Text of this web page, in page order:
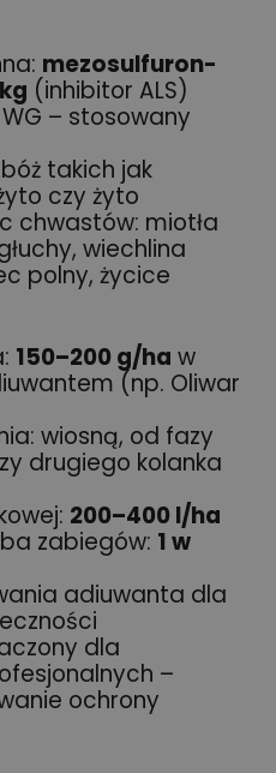
mezosulfuron-
(inhibitor ALS)
– stosowany
takich jak
czy żyto
chwastów: miotła
wiechlina
polny, życice
150–200 g/ha w
(np. Oliwar
wiosną, od fazy
drugiego kolanka
200–400 l/ha
zabiegów: 1 w
adiuwanta dla
dla
–
ochrony